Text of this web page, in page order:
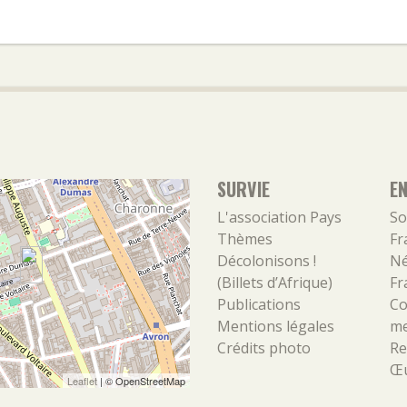
Leaflet | ©OpenStreetMap
SURVIE
L'association Pays
Thèmes
Décolonisons !
(Billets d’Afrique)
Publications
Mentions légales
Crédits photo